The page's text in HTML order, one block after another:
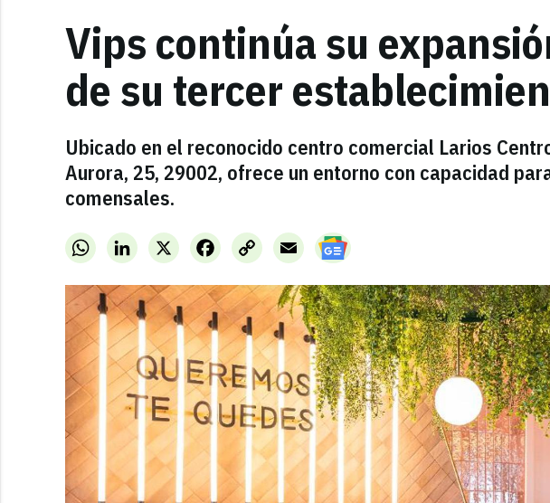
Vips continúa su
de su tercer
Ubicado en el reconocido centro comercial Larios
Aurora, 25, 29002, ofrece un entorno con capacidad
comensales.
WhatsAppLinkedInX FacebookCopy
Link
Email